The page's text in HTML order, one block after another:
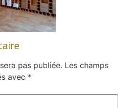
pas publiée. Les champs
avec *